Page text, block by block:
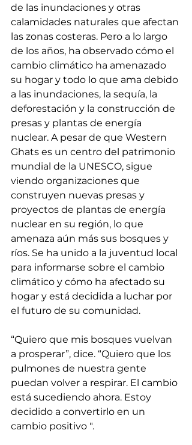
de las inundaciones y otras
calamidades naturales que afectan
las zonas costeras. Pero a lo largo
de los años, ha observado cómo el
cambio climático ha amenazado
su hogar y todo lo que ama debido
a las inundaciones, la sequía, la
deforestación y la construcción de
presas y plantas de energía
nuclear. A pesar de que Western
Ghats es un centro del patrimonio
mundial de la UNESCO, sigue
viendo organizaciones que
construyen nuevas presas y
proyectos de plantas de energía
nuclear en su región, lo que
amenaza aún más sus bosques y
ríos. Se ha unido a la juventud local
para informarse sobre el cambio
climático y cómo ha afectado su
hogar y está decidida a luchar por
el futuro de su comunidad.
“Quiero que mis bosques vuelvan
a prosperar”, dice. “Quiero que los
pulmones de nuestra gente
puedan volver a respirar. El cambio
está sucediendo ahora. Estoy
decidido a convertirlo en un
cambio positivo ".